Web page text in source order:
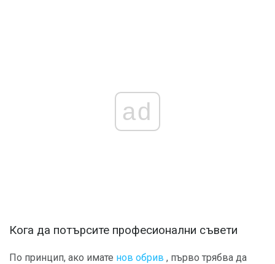
ad
Кога да потърсите професионални съвети
По принцип, ако имате нов обрив , първо трябва да